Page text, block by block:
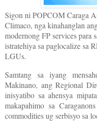
Sigon ni POPCOM Caraga
Climaco, nga kinahanglan
modernong FP services para
istratehiya sa paglocalize sa
LGUs.
Samtang sa iyang
Makinano, ang Regional
inisyatibo sa ahensya
makapahimo sa
commodities ug serbisyo sa